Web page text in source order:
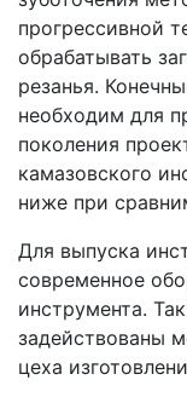
прогрессивной
обрабатывать
резанья.
необходим для
поколения
камазовского
ниже при
Для выпуска
современное
инструмента.
задействованы
цеха